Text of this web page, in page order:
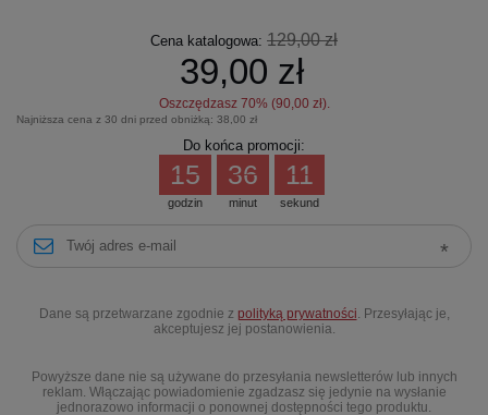
Cena katalogowa: 129,00 zł
39,00 zł
Oszczędzasz 70% (90,00 zł).
Najniższa cena z 30 dni przed obniżką: 38,00 zł
Do końca promocji:
godzin
15
minut
36
sekund
11
Dane są przetwarzane zgodnie z polityką prywatności . Przesyłając je,
akceptujesz jej postanowienia.
Powyższe dane nie są używane do przesyłania newsletterów lub innych
reklam. Włączając powiadomienie zgadzasz się jedynie na wysłanie
jednorazowo informacji o ponownej dostępności tego produktu.